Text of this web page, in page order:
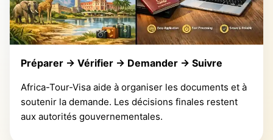
Préparer → Vérifier → Demander → Suivre
Africa-Tour-Visa aide à organiser les documents et à
soutenir la demande. Les décisions finales restent
aux autorités gouvernementales.